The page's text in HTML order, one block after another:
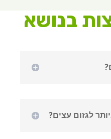
בנושא
לגזום עצים?